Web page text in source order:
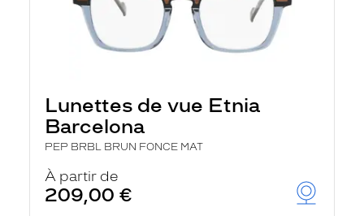
Lunettes de vue Etnia
Barcelona
PEP BRBL BRUN FONCE MAT
À partir de
209,00 €